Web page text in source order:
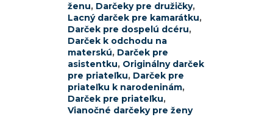
ženu, Darčeky pre družičky,
Lacný darček pre kamarátku,
Darček pre dospelú dcéru,
Darček k odchodu na
materskú, Darček pre
asistentku, Originálny darček
pre priateľku, Darček pre
priateľku k narodeninám,
Darček pre priateľku,
Vianočné darčeky pre ženy